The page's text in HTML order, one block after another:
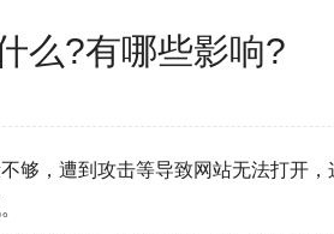
么?有哪些影响?
，遭到攻击等导致网站无法打开，